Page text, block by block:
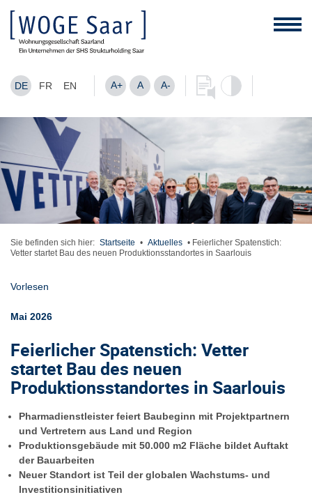
DE FR EN A+ A A-
Sie befinden sich hier: Startseite • Aktuelles • Feierlicher Spatenstich:
Vetter startet Bau des neuen Produktionsstandortes in Saarlouis
Vorlesen
Mai 2026
Feierlicher Spatenstich: Vetter
startet Bau des neuen
Produktionsstandortes in Saarlouis
Pharmadienstleister feiert Baubeginn mit Projektpartnern
und Vertretern aus Land und Region
Produktionsgebäude mit 50.000 m2 Fläche bildet Auftakt
der Bauarbeiten
Neuer Standort ist Teil der globalen Wachstums- und
Investitionsinitiativen